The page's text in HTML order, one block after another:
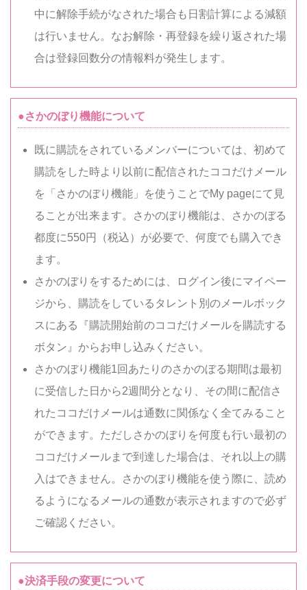
中に解除手続がなされた場合も日割計算による減額
は行いません。なお解除・再登録を繰り返された場
合は登録回数分の情報料が発生します。
●さかのぼり機能について
既に購読をされているメンバーについては、初めて
購読をした時より以前に配信されたココだけメール
を「さかのぼり機能」を使うことでMy pageにて見
ることが出来ます。さかのぼり機能は、さかのぼる
都度に550円（税込）が必要で、何度でも購入でき
ます。
さかのぼりをするためには、ログイン後にマイペー
ジから、購読をしているタレント別のメールボック
スにある『購読開始前のココだけメールを購読する
ボタン』からお申し込みください。
さかのぼり機能1回あたりのさかのぼる期間は最初
に受信した日から2週間分となり、その間に配信さ
れたココだけメールは通数に関係なく全てみること
ができます。ただしさかのぼりを何度も行い最初の
ココだけメールまで到達した場合は、それ以上の購
入はできません。さかのぼり機能を使う際に、読め
るようになるメールの通数が表示されますので必ず
ご確認ください。
●決済手段の変更について